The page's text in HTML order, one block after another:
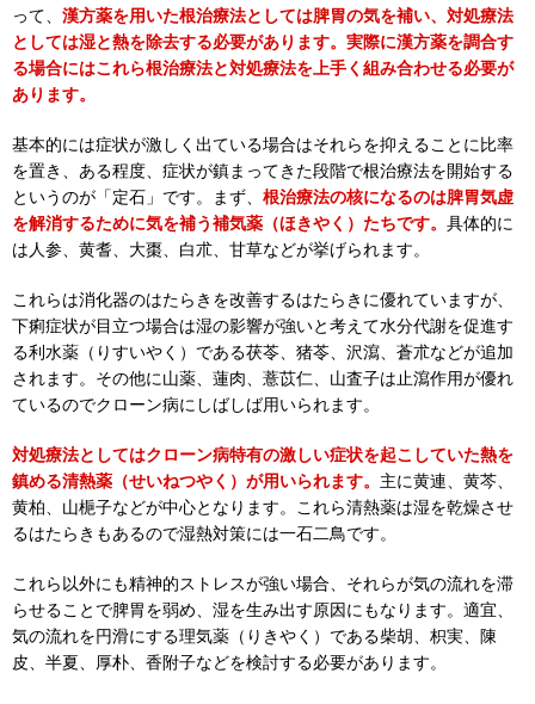
って、 漢方薬を用いた根治療法としては脾胃の気を補い、対処療法
としては湿と熱を除去する必要があります。実際に漢方薬を調合す
る場合にはこれら根治療法と対処療法を上手く組み合わせる必要が
あります。
基本的には症状が激しく出ている場合はそれらを抑えることに比率
を置き、ある程度、症状が鎮まってきた段階で根治療法を開始する
というのが「定石」です。まず、 根治療法の核になるのは脾胃気虚
を解消するために気を補う補気薬（ほきやく）たちです。 具体的に
は人参、黄耆、大棗、白朮、甘草などが挙げられます。
これらは消化器のはたらきを改善するはたらきに優れていますが、
下痢症状が目立つ場合は湿の影響が強いと考えて水分代謝を促進す
る利水薬（りすいやく）である茯苓、猪苓、沢瀉、蒼朮などが追加
されます。その他に山薬、蓮肉、薏苡仁、山査子は止瀉作用が優れ
ているのでクローン病にしばしば用いられます。
対処療法としてはクローン病特有の激しい症状を起こしていた熱を
鎮める清熱薬（せいねつやく）が用いられます。 主に黄連、黄芩、
黄柏、山梔子などが中心となります。これら清熱薬は湿を乾燥させ
るはたらきもあるので湿熱対策には一石二鳥です。
これら以外にも精神的ストレスが強い場合、それらが気の流れを滞
らせることで脾胃を弱め、湿を生み出す原因にもなります。適宜、
気の流れを円滑にする理気薬（りきやく）である柴胡、枳実、陳
皮、半夏、厚朴、香附子などを検討する必要があります。